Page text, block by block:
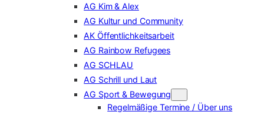
AG Kim & Alex
AG Kultur und Community
AK Öffentlichkeitsarbeit
AG Rainbow Refugees
AG SCHLAU
AG Schrill und Laut
AG Sport & Bewegung
Regelmäßige Termine / Über uns